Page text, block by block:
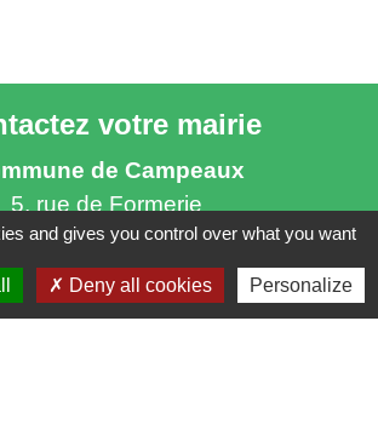
votre mairie
de Campeaux
5, rue de Formerie
Campeaux - FRANCE
+33 3 44 46 15 09
and gives you control over what you want
Deny all cookies Personalize